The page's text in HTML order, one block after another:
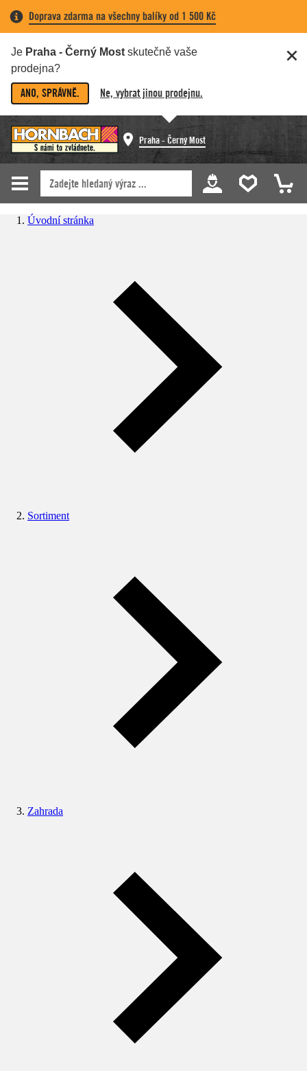
Doprava zdarma na všechny balíky od 1 500 Kč
Je Praha - Černý Most skutečně vaše
prodejna?
ANO, SPRÁVNĚ. Ne, vybrat jinou prodejnu.
Praha - Černý Most
Úvodní stránka
Sortiment
Zahrada